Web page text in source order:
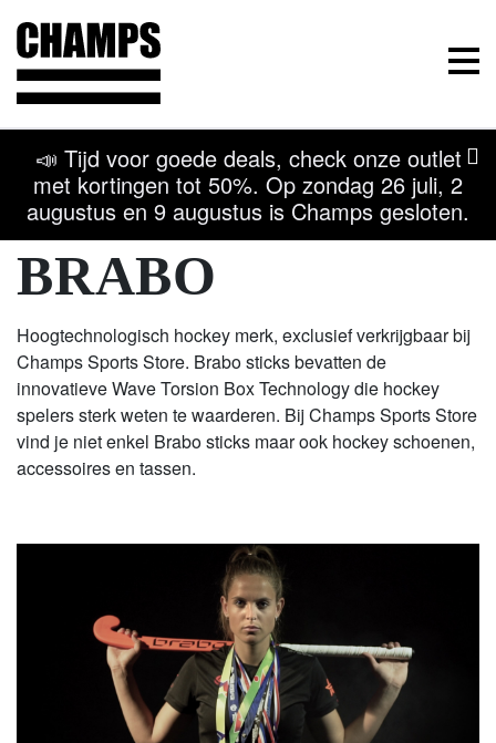
Champs Sport
Menu
📣 Tijd voor goede deals, check onze outlet
met kortingen tot 50%. Op zondag 26 juli, 2
augustus en 9 augustus is Champs gesloten.
Terug naar overzicht Kom naar onze winkel
BRABO
Hoogtechnologisch hockey merk, exclusief verkrijgbaar bij
Champs Sports Store. Brabo sticks bevatten de
innovatieve Wave Torsion Box Technology die hockey
spelers sterk weten te waarderen. Bij Champs Sports Store
vind je niet enkel Brabo sticks maar ook hockey schoenen,
accessoires en tassen.